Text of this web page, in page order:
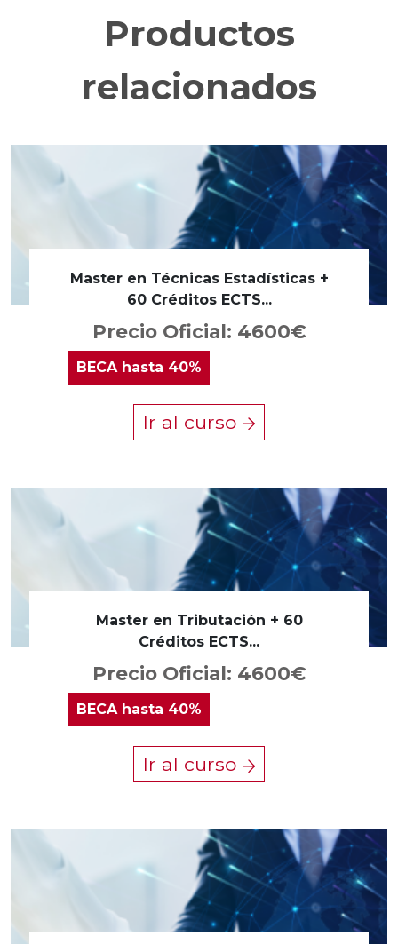
Productos
relacionados
Master en Técnicas Estadísticas +
60 Créditos ECTS...
Precio Oficial: 4600€
BECA hasta 40%
Ir al curso
Master en Tributación + 60
Créditos ECTS...
Precio Oficial: 4600€
BECAhasta 40%
Ir al curso